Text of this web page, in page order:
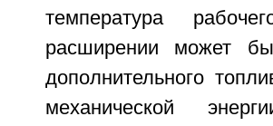
температура
расширении может
дополнительного
механической